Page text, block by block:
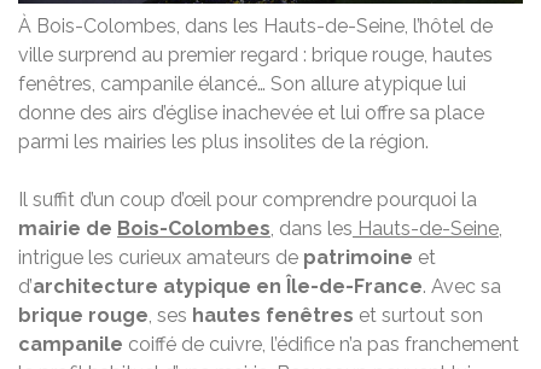
À Bois-Colombes, dans les Hauts-de-Seine, l’hôtel de
ville surprend au premier regard : brique rouge, hautes
fenêtres, campanile élancé… Son allure atypique lui
donne des airs d’église inachevée et lui offre sa place
parmi les mairies les plus insolites de la région.
Il suffit d’un coup d’œil pour comprendre pourquoi la
mairie de Bois-Colombes, dans les Hauts-de-Seine,
intrigue les curieux amateurs de patrimoine et
d’architecture atypique en Île-de-France. Avec sa
brique rouge, ses hautes fenêtres et surtout son
campanile coiffé de cuivre, l’édifice n’a pas franchement